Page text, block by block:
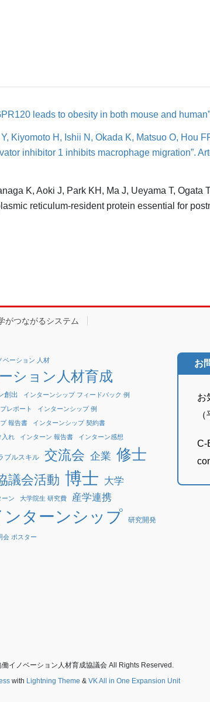
leads to obesity in both mouse and
Kiyomoto H, Ishii N, Okada K, Matsuo O, Hou
inhibitor 1 inhibits macrophage migration”.
K, Aoki J, Park KH, Ma J, Ueyama T, Ogata
reticulum-resident protein essential for
がつながるシステム
ベーション 人材
ション人材育成
創出
インターンシップ フィードバック 例
レポート
インターンシップ 例
報告書
インターンシップ 契約書
入れ
インターン 報告書 インターン感想
ブルスキル 交流会 企業 修士
議会活動 博士 大学
ーン 大学院生 研究費 産学連携
ンターンシップ 研究開発
会 ポスター
お
お
C-
イノベーション人材育成協議会 All Rights Reserved.
with Lightning Theme & VK All in One Expansion Unit